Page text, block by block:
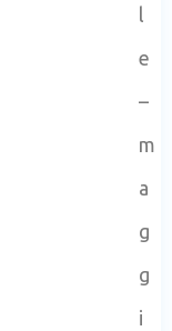
l
e
–
m
a
g
g
i